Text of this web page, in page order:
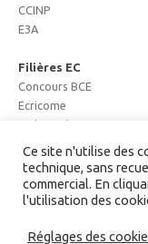
CCINP
E3A
Filières EC
Concours BCE
Ecricome
Major Prépa
Mister Prépa
Ce site n'utilise des
technique, sans
commercial. En
l'utilisation des
Réglages des